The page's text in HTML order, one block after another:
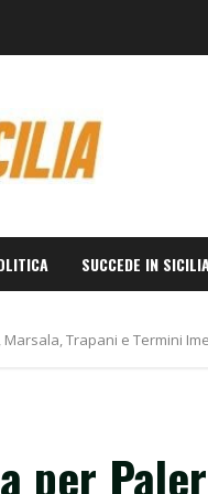
SUCCEDE IN
Trapani e Termini
per